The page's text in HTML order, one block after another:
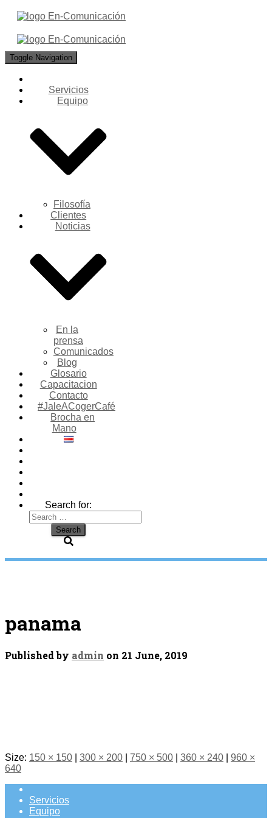
Toggle Navigation
Servicios
Equipo
Filosofía
Clientes
Noticias
En la
prensa
Comunicados
Blog
Glosario
Capacitacion
Contacto
#JaleACogerCafé
Brocha en
Mano
Search for:
panama
Published by admin on 21 June, 2019
Size: 150 × 150 300 × 200 750 × 500 360 × 240
960 ×
640
Servicios
Equipo